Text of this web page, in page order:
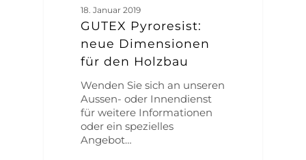
18. Januar 2019
GUTEX Pyroresist:
neue Dimensionen
für den Holzbau
Wenden Sie sich an unseren
Aussen- oder Innendienst
für weitere Informationen
oder ein spezielles
Angebot…